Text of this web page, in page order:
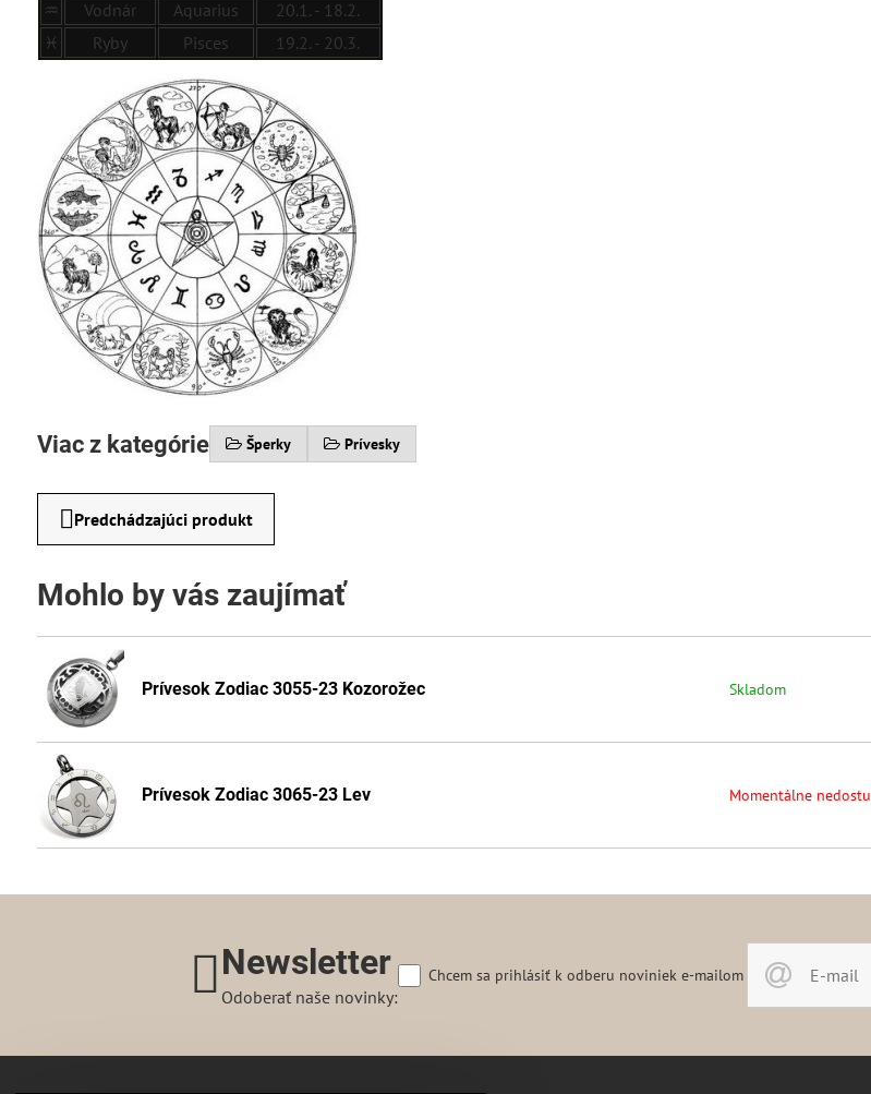
♒
Vodnár Aquarius
20.1. - 18.2.
♓
Ryby Pisces 19.2. - 20.3.
Viac z kategórie Šperky Prívesky
Predchádzajúci produkt
Mohlo by vás zaujímať
Prívesok Zodiac 3055-23 Kozorožec Skladom
Prívesok Zodiac 3065-23 Lev Momentálne
Newsletter
Odoberať naše novinky:
Chcem sa prihlásiť k odberu noviniek e-mailom